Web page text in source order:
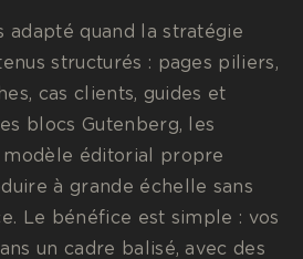
adapté quand la stratégie
structurés : pages piliers,
cas clients, guides et
blocs Gutenberg, les
modèle éditorial propre
à grande échelle sans
Le bénéfice est simple : vos
un cadre balisé, avec des